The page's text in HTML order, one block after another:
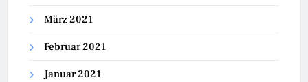
März 2021
Februar 2021
Januar 2021